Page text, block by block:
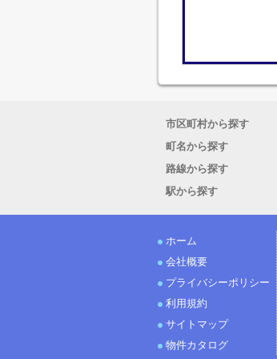
市区町村から探す
町名から探す
路線から探す
駅から探す
ホーム
会社概要
プライバシーポリシー
利用規約
サイトマップ
物件カタログ